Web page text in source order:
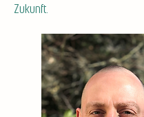
Zukunft.